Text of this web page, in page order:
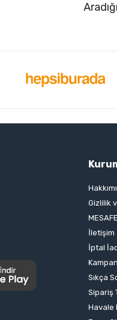
Gizlilik
İletişim
İptal
Sıkça
Sipariş
Havale